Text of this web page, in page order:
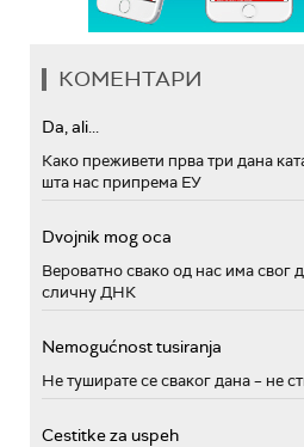
КОМЕНТАРИ
Da, ali...
Како преживети прва три дана
шта нас припрема ЕУ
Dvojnik mog oca
Вероватно свако од нас има свог
сличну ДНК
Nemogućnost tusiranja
Не туширате се сваког дана – не
Cestitke za uspeh